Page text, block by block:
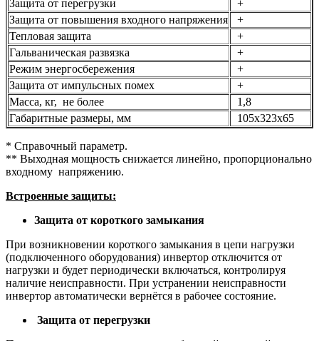
Защита от перегрузки
+
Защита от повышения входного напряжения
+
Тепловая защита
+
Гальваническая развязка
+
Режим энергосбережения
+
Защита от импульсных помех
+
Масса, кг, не более
1,8
Габаритные размеры, мм
105х323х65
* Справочный параметр.
** Выходная мощность снижается линейно, пропорционально
входному напряжению.
Встроенные защиты:
Защита от короткого замыкания
При возникновении короткого замыкания в цепи нагрузки
(подключенного оборудования) инвертор отключится от
нагрузки и будет периодически включаться, контролируя
наличие неисправности. При устранении неисправности
инвертор автоматически вернётся в рабочее состояние.
Защита от перегрузки